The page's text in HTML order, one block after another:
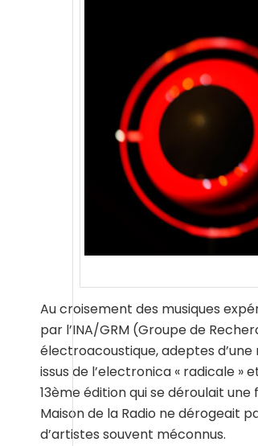
Au croisement des musiques
par l’INA/GRM (Groupe de
électroacoustique, adeptes d’une
issus de l’electronica « radicale
13ème édition qui se déroulait
Maison de la Radio ne dérogeait
d’artistes souvent méconnus.